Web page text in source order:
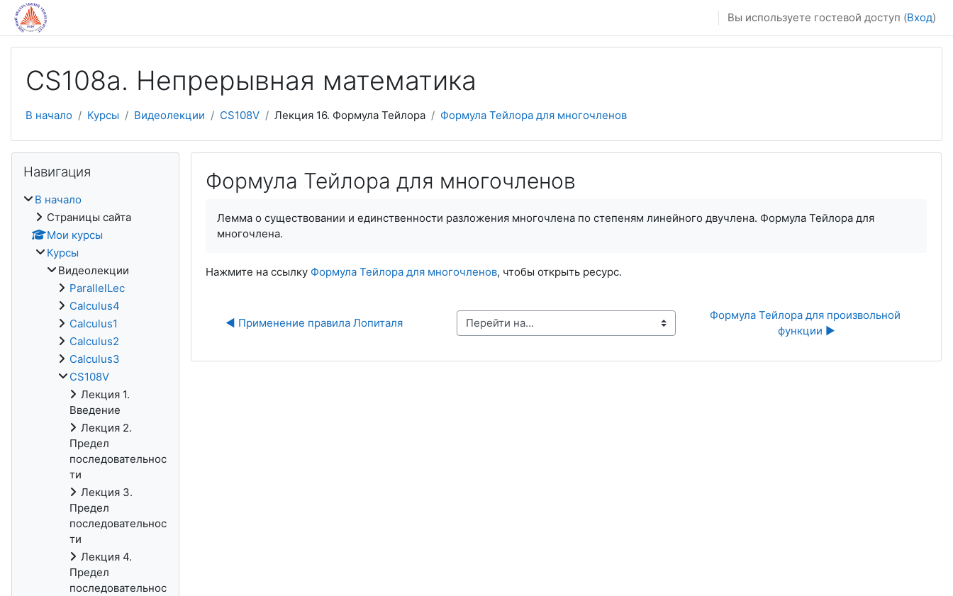
Перейти к основному содержанию
Вы используете гостевой доступ (Вход)
CS108a. Непрерывная математика
В начало Курсы Видеолекции CS108V Лекция 16. Формула Тейлора Формула Тейлора для многочленов
Формула Тейлора для многочленов
Лемма о существовании и единственности разложения многочлена по степеням линейного двучлена. Формула Тейлора для
многочлена.
Нажмите на ссылку Формула Тейлора для многочленов, чтобы открыть ресурс.
◀︎ Применение правила Лопиталя Перейти на...
Формула Тейлора для произвольной
функции ▶︎
Навигация
В начало
Страницы сайта
Мои курсы
Курсы
Видеолекции
ParallelLec
Calculus4
Calculus1
Calculus2
Calculus3
CS108V
Лекция 1.
Введение
Лекция 2.
Предел
последовательнос
ти
Лекция 3.
Предел
последовательнос
ти
Лекция 4.
Предел
последовательнос